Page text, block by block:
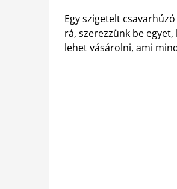
Egy szigetelt
rá, szerezzünk be
lehet vásárolni, ami